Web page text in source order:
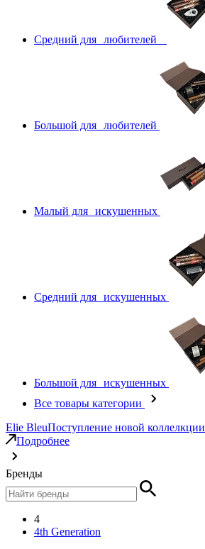
Средний для любителей
Большой для любителей
Малый для искушенных
Средний для искушенных
Большой для искушенных
Все товары категории
Elie BleuПоступление новой коллелкции
Подробнее
Бренды
4
4th Generation